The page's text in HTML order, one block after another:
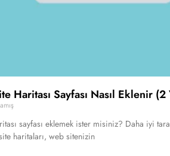
Haritası Sayfası Nasıl Eklenir (2
sayfası eklemek ister misiniz? Daha iyi
haritaları, web sitenizin